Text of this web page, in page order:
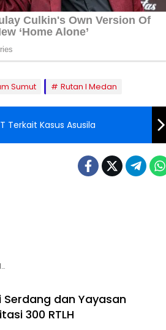
Sumut Rutan I Medan
Terkait Kasus Asusila
Serdang dan Yayasan
300 RTLH